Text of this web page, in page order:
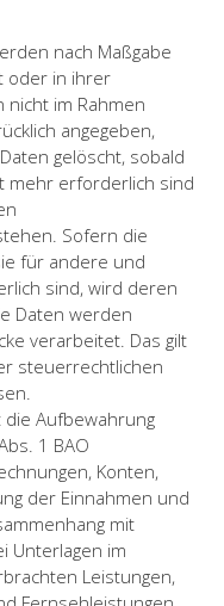
nach Maßgabe
oder in ihrer
im Rahmen
angegeben,
gelöscht, sobald
mehr erforderlich sind
Sofern die
für andere und
sind, wird deren
Daten werden
verarbeitet. Das gilt
steuerrechtlichen
die Aufbewahrung
1 BAO
Konten,
der Einnahmen und
mit
Unterlagen im
Leistungen,